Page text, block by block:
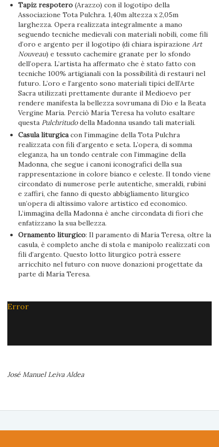
Tapiz respotero (Arazzo) con il logotipo della
Associazione Tota Pulchra. 1,40m altezza x 2,05m
larghezza. Opera realizzata integralmente a mano
seguendo tecniche medievali con materiali nobili, come fili
d’oro e argento per il logotipo (di chiara ispirazioneArt
Nouveau) e tessuto cachemire granate per lo sfondo
dell’opera. L’artista ha affermato che è stato fatto con
tecniche 100% artigianali con la possibilità di restauri nel
futuro. L’oro e l’argento sono materiali tipici dell’Arte
Sacra utilizzati prettamente durante il Medioevo per
rendere manifesta la bellezza sovrumana di Dio e la Beata
Vergine Maria. Perciò María Teresa ha voluto esaltare
questa Pulchritudodella Madonna usando tali materiali.
Casula liturgicacon l’immagine della Tota Pulchra
realizzata con fili d’argento e seta. L’opera, di somma
eleganza, ha un tondo centrale con l’immagine della
Madonna, che segue i canoni iconografici della sua
rappresentazione in colore bianco e celeste. Il tondo viene
circondato di numerose perle autentiche, smeraldi, rubini
e zaffiri, che fanno di questo abbigliamento liturgico
un’opera di altissimo valore artistico ed economico.
L’immagina della Madonna è anche circondata di fiori che
enfatizzano la sua bellezza.
Ornamento liturgico: Il paramento di Maria Teresa, oltre la
casula, è completo anche di stola e manipolo realizzati con
fili d’argento. Questo lotto liturgico potrà essere
arricchito nel futuro con nuove donazioni progettate da
parte di María Teresa.
Error
José Manuel Leiva Aldea